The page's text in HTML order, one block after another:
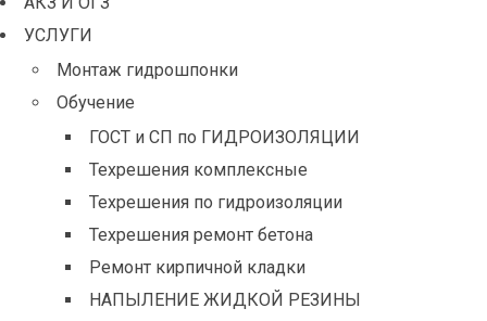
УСЛУГИ
Монтаж гидрошпонки
Обучение
ГОСТ и СП по ГИДРОИЗОЛЯЦИИ
Техрешения комплексные
Техрешения по гидроизоляции
Техрешения ремонт бетона
Ремонт кирпичной кладки
НАПЫЛЕНИЕ ЖИДКОЙ РЕЗИНЫ